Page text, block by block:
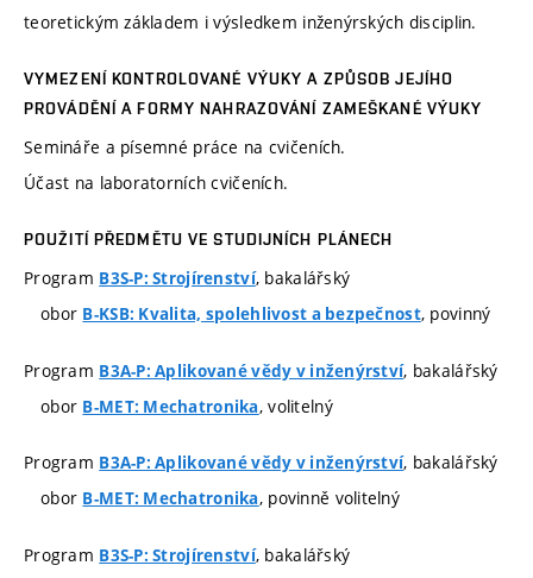
teoretickým základem i výsledkem inženýrských disciplin.
VYMEZENÍ KONTROLOVANÉ VÝUKY A ZPŮSOB JEJÍHO
PROVÁDĚNÍ A FORMY NAHRAZOVÁNÍ ZAMEŠKANÉ VÝUKY
Semináře a písemné práce na cvičeních.
Účast na laboratorních cvičeních.
POUŽITÍ PŘEDMĚTU VE STUDIJNÍCH PLÁNECH
Program B3S-P: Strojírenství, bakalářský
obor B-KSB: Kvalita, spolehlivost a bezpečnost, povinný
Program B3A-P: Aplikované vědy v inženýrství, bakalářský
obor B-MET: Mechatronika, volitelný
Program B3A-P: Aplikované vědy v inženýrství, bakalářský
obor B-MET: Mechatronika, povinně volitelný
Program B3S-P: Strojírenství, bakalářský